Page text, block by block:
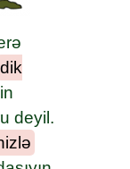
dik
deyil.